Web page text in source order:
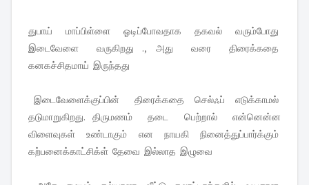
துபாய் மாப்பிள்ளை ஓடிப்போவதாக தகவல் வரும்போது
இடைவேளை வருகிறது ., அது வரை திரைக்கதை
கனகச்சிதமாய் இருந்தது
இடைவேளைக்குப்பின் திரைக்கதை செல்ஃப் எடுக்காமல்
தடுமாறுகிறது. திருமணம் தடை பெற்றால் என்னென்ன
விளைவுகள் உண்டாகும் என நாயகி நினைத்துப்பார்க்கும்
கற்பனைக்காட்சிக்ள் தேவை இல்லாத இழுவை